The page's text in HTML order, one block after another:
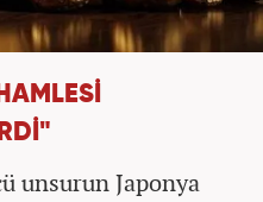
unsurun Japonya